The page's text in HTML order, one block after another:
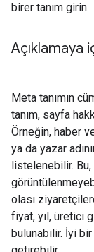
birer tanım girin.
Açıklamaya
Meta tanımın
tanım, sayfa
Örneğin, haber
ya da yazar
listelenebilir.
olası
fiyat, yıl, üretici
bulunabilir. İyi